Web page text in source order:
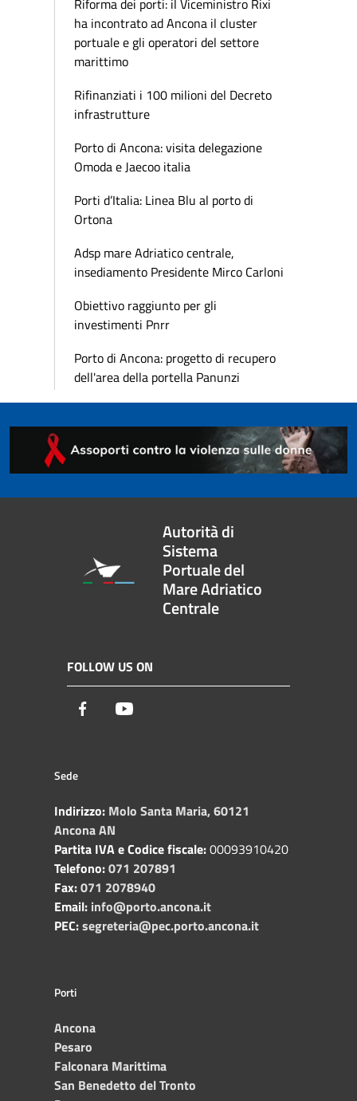
ha incontrato ad Ancona il cluster
portuale e gli operatori del settore
marittimo
Rifinanziati i 100 milioni del Decreto
infrastrutture
Porto di Ancona: visita delegazione
Omoda e Jaecoo italia
Porti d’Italia: Linea Blu al porto di
Ortona
Adsp mare Adriatico centrale,
insediamento Presidente Mirco Carloni
Obiettivo raggiunto per gli
investimenti Pnrr
Porto di Ancona: progetto di recupero
dell'area della portella Panunzi
Autorità di
Sistema
Portuale del
Mare Adriatico
Centrale
FOLLOW US ON
Facebook
Sede
Indirizzo: Molo Santa Maria, 60121
Ancona AN
Partita IVA e Codice fiscale:00093910420
Telefono:071 207891
Fax:071 2078940
Email: info@porto.ancona.it
PEC:segreteria@pec.porto.ancona.it
Porti
Ancona
Pesaro
Falconara Marittima
San Benedetto del Tronto